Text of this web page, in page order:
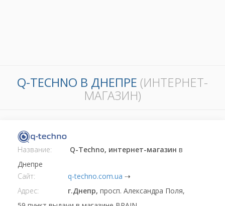
Q-TECHNO В ДНЕПРЕ (ИНТЕРНЕТ-
МАГАЗИН)
Название: Q-Techno, интернет-магазин в
Днепре
Сайт:
q-techno.com.ua ⇢
Адрес:
г.Днепр, просп. Александра Поля,